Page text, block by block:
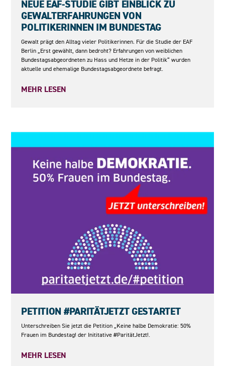
NEUE EAF-STUDIE GIBT EINBLICK ZU
GEWALTERFAHRUNGEN VON
POLITIKERINNEN IM BUNDESTAG
Gewalt prägt den Alltag vieler Politikerinnen. Für die Studie der EAF
Berlin „Erst gewählt, dann bedroht? Erfahrungen von weiblichen
Bundestagsabgeordneten zu Hass und Hetze in der Politik“ wurden
aktuelle und ehemalige Bundestagsabgeordnete befragt.
MEHR LESEN
PETITION #PARITÄTJETZT GESTARTET
Unterschreiben Sie jetzt die Petition „Keine halbe Demokratie: 50%
Frauen im Bundestag! der Inititative #ParitätJetzt!.
MEHR LESEN